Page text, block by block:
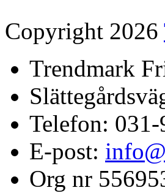
Copyright 2026
Trendmark
Telefon:
E-post:
Org nr